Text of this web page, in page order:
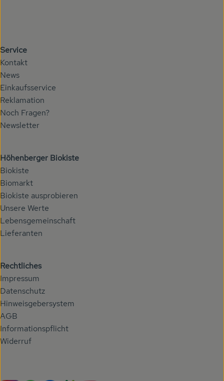
Service
Kontakt
News
Einkaufsservice
Reklamation
Noch Fragen?
Newsletter
Höhenberger Biokiste
Biokiste
Biomarkt
Biokiste ausprobieren
Unsere Werte
Lebensgemeinschaft
Lieferanten
Rechtliches
Impressum
Datenschutz
Hinweisgebersystem
AGB
Informationspflicht
Widerruf